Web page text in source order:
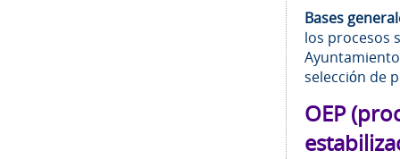
Bases
los procesos
selección de
OEP